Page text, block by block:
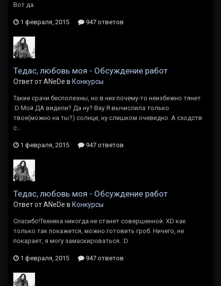
Вот да.
1 февраля, 2015 947 ответов
Тедас, любовь моя - Обсуждение работ
Ответ от ANeDe в Конкурсы
Такие срачи бесполезны, но в них почему-то неизбежно тянет.
:D Мой ДА видели? Да ну? Вау Я вычислила только
твое(можно на ты?) солнце, ну слишком очевидно. А сходств
с...
1 февраля, 2015 947 ответов
Тедас, любовь моя - Обсуждение работ
Ответ от ANeDe в Конкурсы
Спасибо!Техника никогда не станет совершенной. XD как
только так покажется, можно готовить гроб. Ничего, не
покарает, я могу замаскироваться. :D
1 февраля, 2015 947 ответов